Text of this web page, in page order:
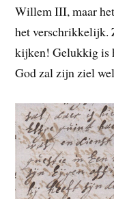
Willem III, maar
het verschrikkelijk.
kijken! Gelukkig is
God zal zijn ziel